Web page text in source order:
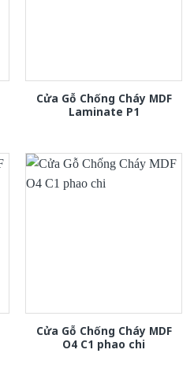
Cửa Gỗ Chống Cháy MDF
Laminate P1
Cửa Gỗ Chống Cháy MDF
O4 C1 phao chi